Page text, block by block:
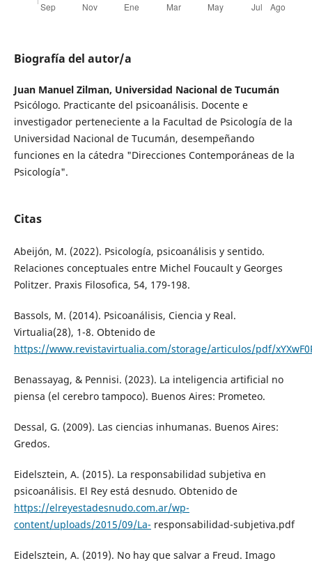
Biografía del autor/a
Juan Manuel Zilman, Universidad Nacional de Tucumán
Psicólogo. Practicante del psicoanálisis. Docente e
investigador perteneciente a la Facultad de Psicología de la
Universidad Nacional de Tucumán, desempeñando
funciones en la cátedra "Direcciones Contemporáneas de la
Psicología".
Citas
Abeijón, M. (2022). Psicología, psicoanálisis y sentido.
Relaciones conceptuales entre Michel Foucault y Georges
Politzer. Praxis Filosofica, 54, 179-198.
Bassols, M. (2014). Psicoanálisis, Ciencia y Real.
Virtualia(28), 1-8. Obtenido de
https://www.revistavirtualia.com/storage/articulos/pdf/
Benassayag, & Pennisi. (2023). La inteligencia artificial no
piensa (el cerebro tampoco). Buenos Aires: Prometeo.
Dessal, G. (2009). Las ciencias inhumanas. Buenos Aires:
Gredos.
Eidelsztein, A. (2015). La responsabilidad subjetiva en
psicoanálisis. El Rey está desnudo. Obtenido de
https://elreyestadesnudo.com.ar/wp-
content/uploads/2015/09/La- responsabilidad-subjetiva.pdf
Eidelsztein, A. (2019). No hay que salvar a Freud. Imago